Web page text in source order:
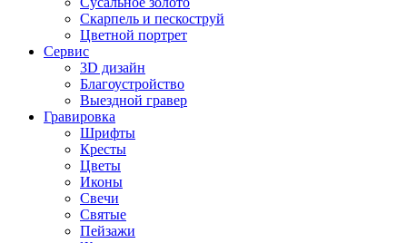
Скарпель и пескоструй
Цветной портрет
Сервис
3D дизайн
Благоустройство
Выездной гравер
Гравировка
Шрифты
Кресты
Цветы
Иконы
Свечи
Святые
Пейзажи